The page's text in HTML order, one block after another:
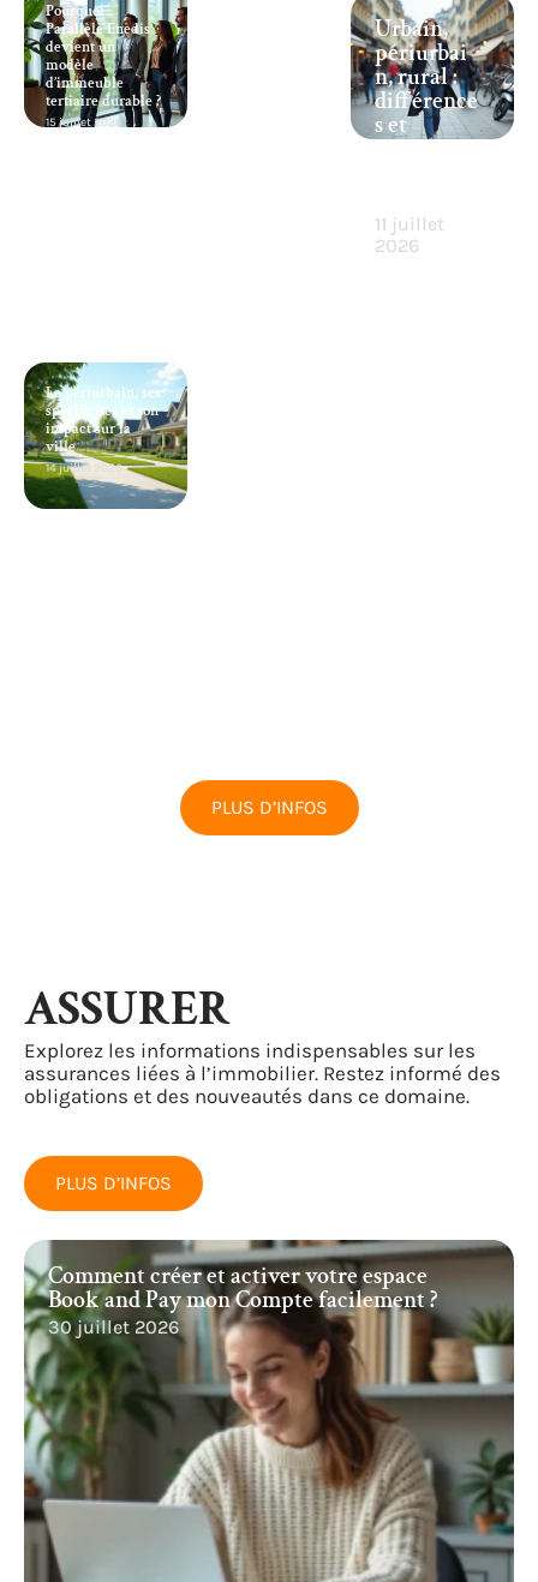
Pourquoi
Parallèle Enedis
devient un
modèle
d’immeuble
tertiaire durable ?
15 juillet 2026
Le périurbain, ses
spécificités et son
impact sur la
ville
14 juillet 2026
Urbain,
périurbai
n, rural :
différence
s et
caractéris
11 juillet
2026
PLUS D’INFOS
ASSURER
Explorez les informations indispensables sur les
assurances liées à l’immobilier. Restez informé des
obligations et des nouveautés dans ce domaine.
PLUS D’INFOS
Comment créer et activer votre espace
Book and Pay mon Compte facilement ?
30 juillet 2026